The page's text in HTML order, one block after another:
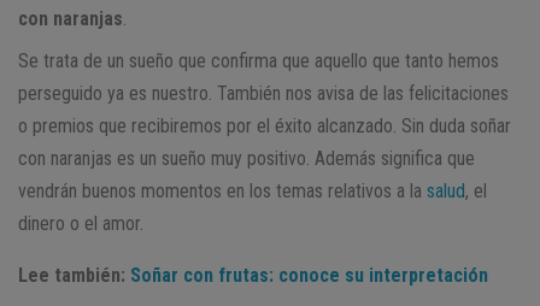
con naranjas
Se trata de un sueño que confirma que aquello que tanto hemos
perseguido ya es nuestro. También nos avisa de las felicitaciones
o premios que recibiremos por el éxito alcanzado. Sin duda soñar
con naranjas es un sueño muy positivo. Además significa que
vendrán buenos momentos en los temas relativos a la salud, el
dinero o el amor.
Lee también: Soñar con frutas: conoce su interpretación